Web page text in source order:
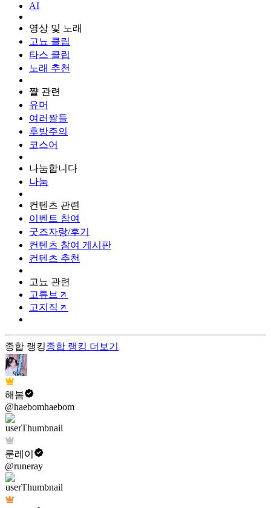
AI
영상 및 노래
고뇨 클립
타스 클립
노래 추천
쨜 관련
유머
여러짤들
후방주의
코스어
나눔합니다
나눔
컨텐츠 관련
이벤트 참여
굿즈자랑/후기
컨텐츠 참여 게시판
컨텐츠 추천
고뇨 관련
고튜브
고지직
종합 랭킹종합 랭킹 더보기
해봄
@haebomhaebom
룬레이
@runeray